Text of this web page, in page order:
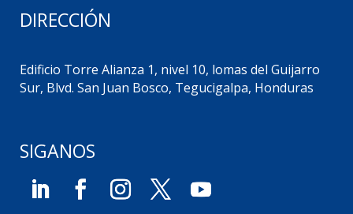
DIRECCIÓN
Edificio Torre Alianza 1, nivel 10, lomas del Guijarro
Sur, Blvd. San Juan Bosco, Tegucigalpa, Honduras
SIGANOS